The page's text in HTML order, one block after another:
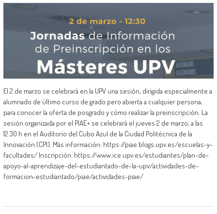
El 2 de marzo se celebrará en la UPV una sesión, dirigida especialmente a
alumnado de último curso de grado pero abierta a cualquier persona,
para conocer la oferta de posgrado y cómo realizar la preinscripción. La
sesión organizada por el PIAE+ se celebrará el jueves 2 de marzo, a las
12.30 h en el Auditorio del Cubo Azul de la Ciudad Politécnica de la
Innovación (CPI). Más información: https://piae.blogs.upv.es/escuelas-y-
facultades/ Inscripción: https://www.ice.upv.es/estudiantes/plan-de-
apoyo-al-aprendizaje-del-estudiantado-de-la-upv/actividades-de-
formacion-estudiantado/piae/actividades-piae/